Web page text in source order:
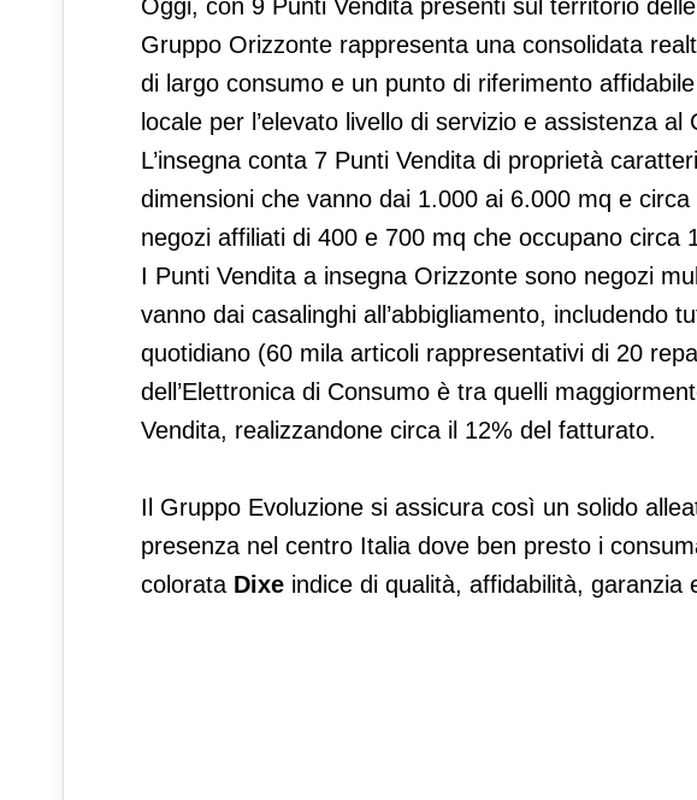
Oggi, con 9 Punti Vendita presenti sul territorio
Gruppo Orizzonte rappresenta una consolidata
di largo consumo e un punto di riferimento
locale per l’elevato livello di servizio e assistenza al
L’insegna conta 7 Punti Vendita di proprietà
dimensioni che vanno dai 1.000 ai 6.000 mq e
negozi affiliati di 400 e 700 mq che occupano circa
I Punti Vendita a insegna Orizzonte sono negozi
vanno dai casalinghi all’abbigliamento, includendo
quotidiano (60 mila articoli rappresentativi di 20
dell’Elettronica di Consumo è tra quelli
Vendita, realizzandone circa il 12% del fatturato.
Il Gruppo Evoluzione si assicura così un solido
presenza nel centro Italia dove ben presto i
colorata Dixe indice di qualità, affidabilità, garanzia